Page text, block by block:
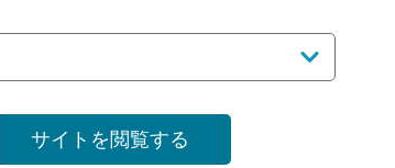
大阪府のバー検索 京都府のバー検索 兵庫県のバ
岡山県のバー検索 山口県のバー検索
高知県のバー検索 福岡県のバー検索
サイトを閲覧する